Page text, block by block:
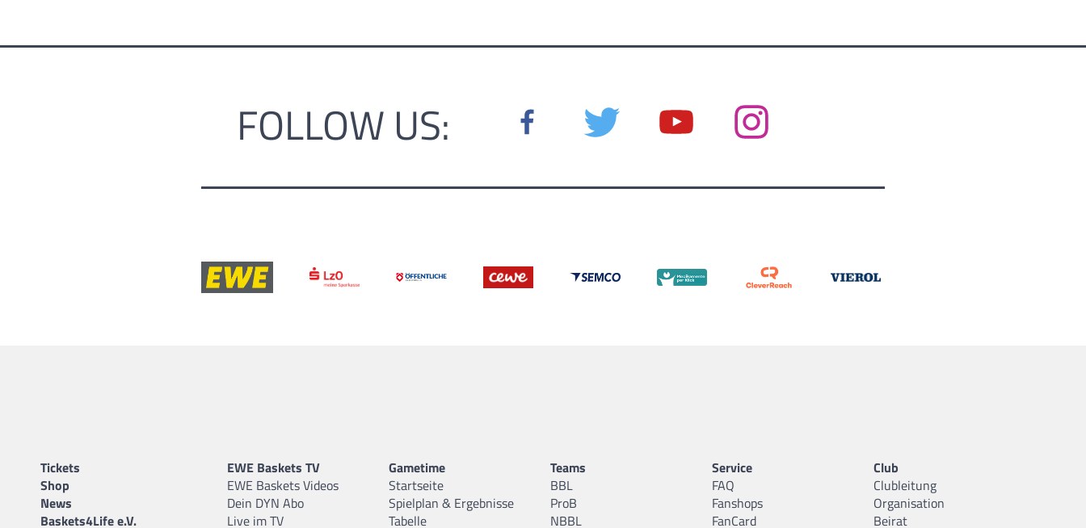
FOLLOW US:
Tickets
Shop
News
Baskets4Life e.V.
EWE Baskets TV
EWE Baskets Videos
Dein DYN Abo
Live im TV
Gametime
Startseite
Spielplan & Ergebnisse
Tabelle
Teams
BBL
ProB
NBBL
Service
FAQ
Fanshops
FanCard
Club
Clubleitung
Organisation
Beirat